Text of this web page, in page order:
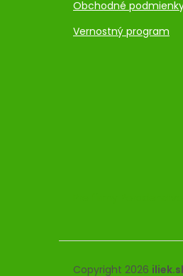
Obchodné
Vernostný program
Copyright 2026